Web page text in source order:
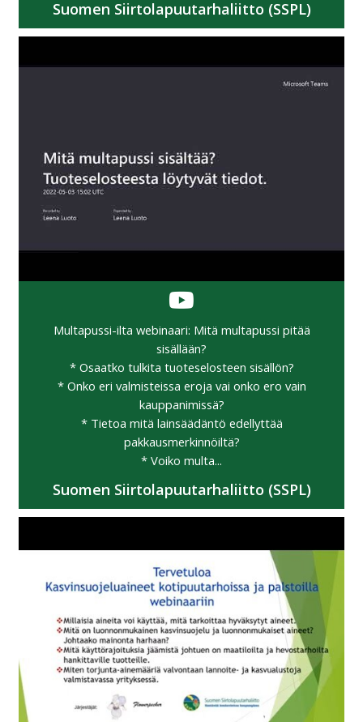
Suomen Siirtolapuutarhaliitto (SSPL)
Multapussi-ilta webinaari: Mitä multapussi pitää
sisällään?
* Osaatko tulkita tuoteselosteen sisällön?
* Onko eri valmisteissa eroja vai onko ero vain
kauppanimissä?
* Tietoa mitä lainsäädäntö edellyttää
pakkausmerkinnöiltä?
* Voiko multa...
Suomen Siirtolapuutarhaliitto (SSPL)